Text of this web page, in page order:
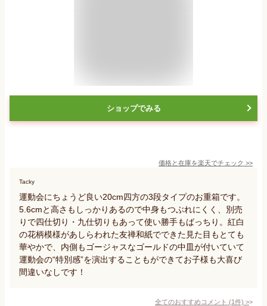
ショップでみる
価格と在庫を楽天でチェック >>
Tacky
運動会にちょうど良い20cm四方の3段タイプのお重箱です。
5.6cmと高さもしっかりあるので中身もつぶれにくく、別売
りで四仕切り・九仕切りもあって使い勝手もばっちり。紅白
の花柄模様があしらわれた友禅和紙でできた見た目もとても
華やかで、内側もゴージャスなゴールドの中皿が付いていて
運動会の“特別感”を演出することもができてお子様も大喜び
間違いなしです！
全てのおすすめコメント (1件) >